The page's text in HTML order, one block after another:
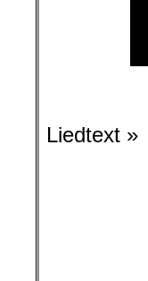
Liedtext »